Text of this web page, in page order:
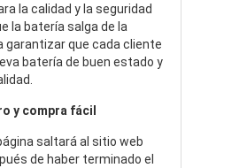
la calidad y la seguridad
la batería salga de la
garantizar que cada cliente
batería de buen estado y
y compra fácil
saltará al sitio web
de haber terminado el